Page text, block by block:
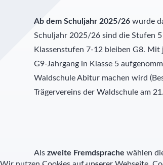
Ab dem Schuljahr 2025/26 wurde
Schuljahr 2025/26 sind die Stufen
Klassenstufen 7-12 bleiben G8.
G9-Jahrgang in Klasse 5
Waldschule Abitur machen wird
Trägervereins der Waldschule am
Als zweite Fremdsprache wählen